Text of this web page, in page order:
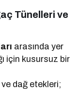
Tünelleri ve
arasında yer
için kusursuz bir
dağ etekleri;